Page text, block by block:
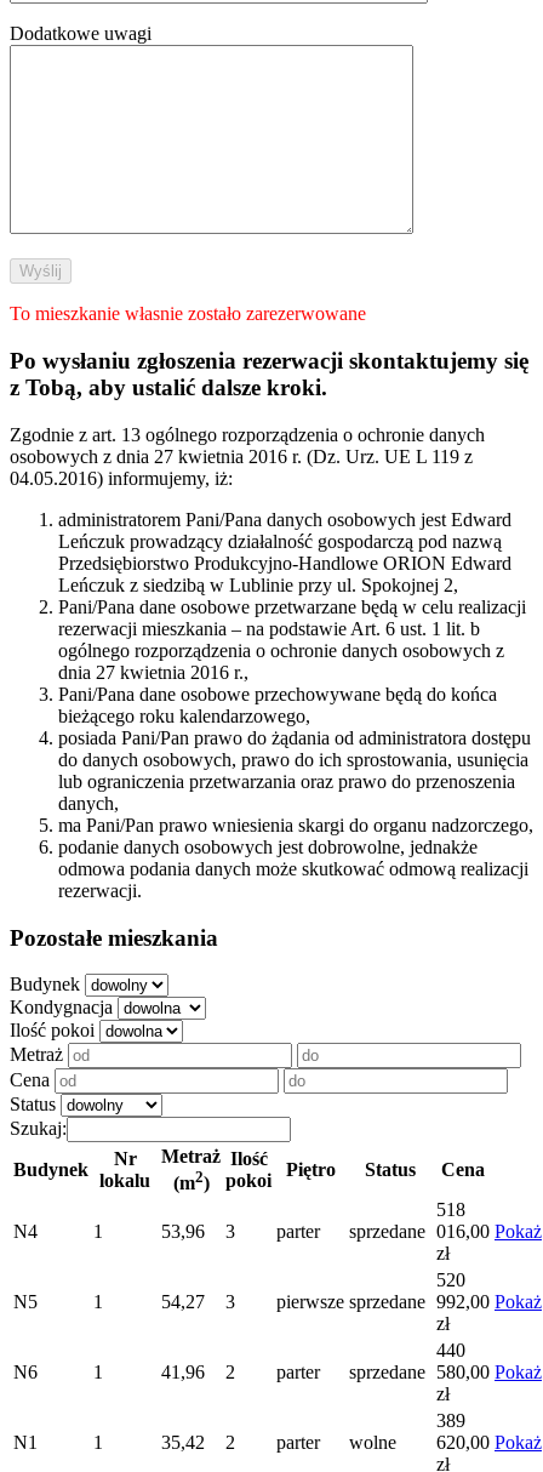
Dodatkowe uwagi
To mieszkanie własnie zostało zarezerwowane
Po wysłaniu zgłoszenia rezerwacji skontaktujemy się
z Tobą, aby ustalić dalsze kroki.
Zgodnie z art. 13 ogólnego rozporządzenia o ochronie danych
osobowych z dnia 27 kwietnia 2016 r. (Dz. Urz. UE L 119 z
04.05.2016) informujemy, iż:
administratorem Pani/Pana danych osobowych jest Edward
Leńczuk prowadzący działalność gospodarczą pod nazwą
Przedsiębiorstwo Produkcyjno-Handlowe ORION Edward
Leńczuk z siedzibą w Lublinie przy ul. Spokojnej 2,
Pani/Pana dane osobowe przetwarzane będą w celu realizacji
rezerwacji mieszkania – na podstawie Art. 6 ust. 1 lit. b
ogólnego rozporządzenia o ochronie danych osobowych z
dnia 27 kwietnia 2016 r.,
Pani/Pana dane osobowe przechowywane będą do końca
bieżącego roku kalendarzowego,
posiada Pani/Pan prawo do żądania od administratora dostępu
do danych osobowych, prawo do ich sprostowania, usunięcia
lub ograniczenia przetwarzania oraz prawo do przenoszenia
danych,
ma Pani/Pan prawo wniesienia skargi do organu nadzorczego,
podanie danych osobowych jest dobrowolne, jednakże
odmowa podania danych może skutkować odmową realizacji
rezerwacji.
Pozostałe mieszkania
Budynek
Kondygnacja
Ilość pokoi
Metraż
Cena
Status
Szukaj:
Budynek
Nr
lokalu
Metraż
(m2)
Ilość
pokoi
Piętro Status Cena
N4 1 53,96 3 parter sprzedane
518
016,00
zł
Pokaż
N5 1 54,27 3 pierwsze sprzedane
520
992,00
zł
Pokaż
N6 1 41,96 2 parter sprzedane
440
580,00
zł
Pokaż
N1 1 35,42 2 parter wolne
389
620,00
zł
Pokaż